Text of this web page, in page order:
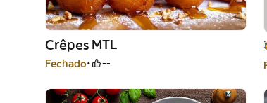
Crêpes MTL
Fechado --